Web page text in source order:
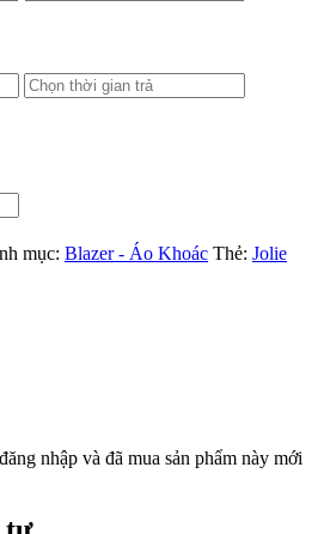
mục: Blazer - Áo Khoác Thẻ: Jolie
nhập và đã mua sản phẩm này mới